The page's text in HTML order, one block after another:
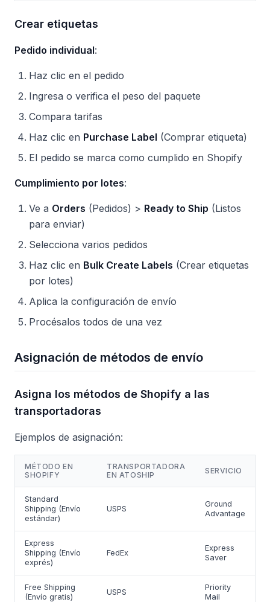
Crear etiquetas
Pedido individual:
Haz clic en el pedido
Ingresa o verifica el peso del paquete
Compara tarifas
Haz clic en Purchase Label (Comprar etiqueta)
El pedido se marca como cumplido en Shopify
Cumplimiento por lotes:
Ve a Orders (Pedidos) > Ready to Ship (Listos
para enviar)
Selecciona varios pedidos
Haz clic en Bulk Create Labels (Crear etiquetas
por lotes)
Aplica la configuración de envío
Procésalos todos de una vez
Asignación de métodos de envío
Asigna los métodos de Shopify a las
transportadoras
Ejemplos de asignación:
MÉTODO EN
SHOPIFY
TRANSPORTADORA
EN ATOSHIP
SERVICIO
Standard
Shipping (Envío
estándar)
USPS
Ground
Advantage
Express
Shipping (Envío
exprés)
FedEx
Express
Saver
Free Shipping
(Envío gratis)
USPS
Priority
Mail